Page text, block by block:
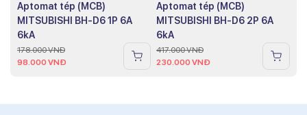
Aptomat tép (MCB)
MITSUBISHI BH-D6 1P 6A
6kA
178.000VNĐ
98.000 VNĐ
Aptomat tép (MCB)
MITSUBISHI BH-D6 2P 6A
6kA
417.000VNĐ
230.000 VNĐ